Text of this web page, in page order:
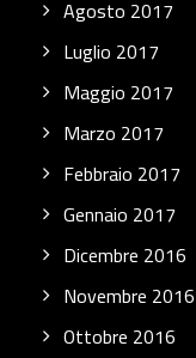
Agosto 2017
Luglio 2017
Maggio 2017
Marzo 2017
Febbraio 2017
Gennaio 2017
Dicembre 2016
Novembre 2016
Ottobre 2016